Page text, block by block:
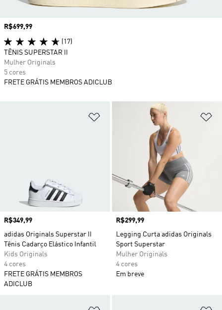
Adicionar à Lista de Desejos
Preço
R$349,99
adidas Originals Superstar II
Tênis Cadarço Elástico Infantil
Kids Originals
4 cores
FRETE GRÁTIS MEMBROS
ADICLUB
Preço
R$299,99
Legging Curta adidas Originals
Sport Superstar
Mulher Originals
4 cores
Em breve
Preço
R$699,99
(17)
TÊNIS SUPERSTAR II
Mulher Originals
5 cores
FRETE GRÁTIS MEMBROS ADICLUB